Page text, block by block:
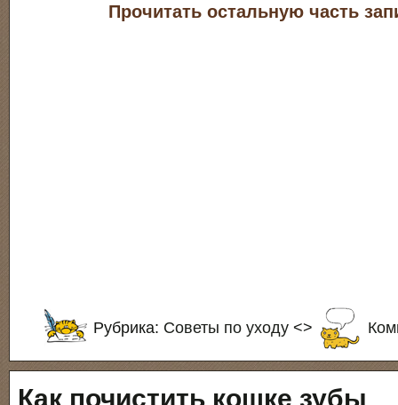
Прочитать остальную часть
Рубрика: Советы по уходу <>
Как почистить кошке зубы